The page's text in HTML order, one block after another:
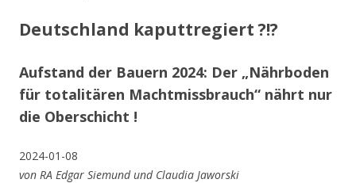
Deutschland kaputtregiert ?!?
Aufstand der Bauern 2024: Der „Nährboden
für totalitären Machtmissbrauch“ nährt nur
die Oberschicht !
2024-01-08
von RA Edgar Siemund und Claudia Jaworski